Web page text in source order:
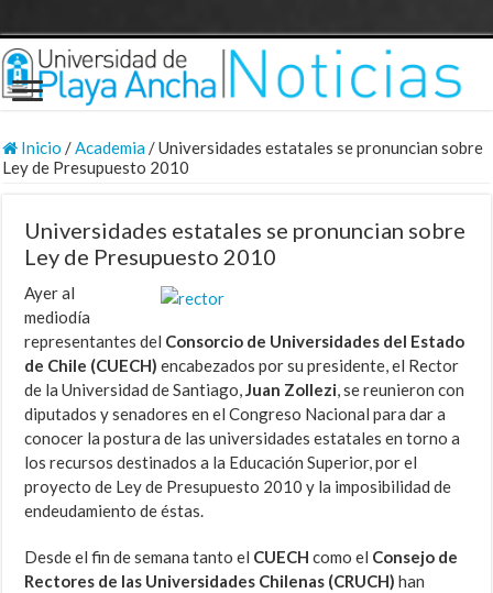
Inicio /Academia/Universidades estatales se pronuncian sobre
Ley de Presupuesto 2010
Universidades estatales se pronuncian sobre
Ley de Presupuesto 2010
Ayer al
mediodía
representantes del Consorcio de Universidades del Estado
de Chile (CUECH) encabezados por su presidente, el Rector
de la Universidad de Santiago,Juan Zollezi, se reunieron con
diputados y senadores en el Congreso Nacional para dar a
conocer la postura de las universidades estatales en torno a
los recursos destinados a la Educación Superior, por el
proyecto de Ley de Presupuesto 2010 y la imposibilidad de
endeudamiento de éstas.
Desde el fin de semana tanto el CUECH como el Consejo de
Rectores de las Universidades Chilenas (CRUCH) han